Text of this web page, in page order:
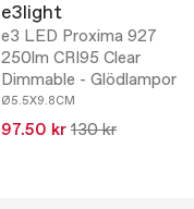
e3light
e3 LED Proxima 927
250lm CRI95 Clear
Dimmable - Glödlampor
Ø5.5X9.8CM
97.50 kr 130 kr